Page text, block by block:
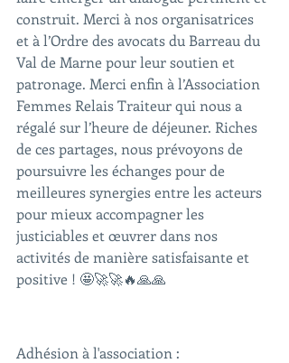
construit. Merci à nos organisatrices
et à l’Ordre des avocats du Barreau du
Val de Marne pour leur soutien et
patronage. Merci enfin à l’Association
Femmes Relais Traiteur qui nous a
régalé sur l’heure de déjeuner. Riches
de ces partages, nous prévoyons de
poursuivre les échanges pour de
meilleures synergies entre les acteurs
pour mieux accompagner les
justiciables et œuvrer dans nos
activités de manière satisfaisante et
positive ! 🤩🚀🚀🔥🙏🙏
Adhésion à l'association :